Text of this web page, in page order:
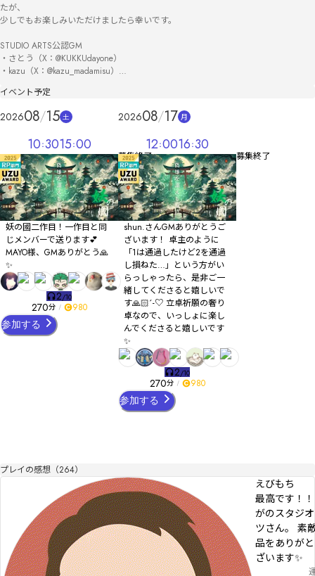
たが、
少しでもお楽しみいただけましたら幸いです。
STUDIO ARTS公認GM
・さとう（X：@KUKKUdayone）
・kazu（X：@kazu_madamisu）
タイトル読み：あやかしのくにーぎゆうをたたえしほうこうー
イベント予定
202608 15 土
募集終了
10 3015 00
妖の國二作目！一作目と同
じメンバーで送ります💕
MAYO様、GMありがとう🙏
✨
2/10
270分 980
参加する
202608 17 月
募集終了
12 0016 30
shun.さんGMありがとうご
ざいます！ 卓主のように
「1は通過したけど2を通過
し損ねた…」という方がい
らっしゃったら、是非ご一
緒してくださると嬉しいで
す🙏🏻´-♡ 立卓祈願の奢り
卓なので、いっしょに楽し
んでくださると嬉しいです
✨
2/10
270分 980
参加する
プレイの感想（264）
えびもち
最高です！
がのスタジ
ツさん。 素
品をありが
ざいます✨